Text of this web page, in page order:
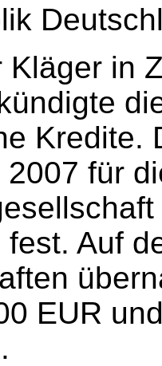
Kläger in
Kredite.
für
Auf
EUR